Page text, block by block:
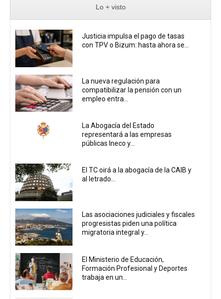
Lo + visto
Justicia impulsa el pago de tasas
con TPV o Bizum: hasta ahora se...
La nueva regulación para
compatibilizar la pensión con un
empleo entra...
La Abogacía del Estado
representará a las empresas
públicas Ineco y...
El TC oirá a la abogacía de la CAIB y
al letrado...
Las asociaciones judiciales y fiscales
progresistas piden una política
migratoria integral y...
El Ministerio de Educación,
Formación Profesional y Deportes
trabaja en un...